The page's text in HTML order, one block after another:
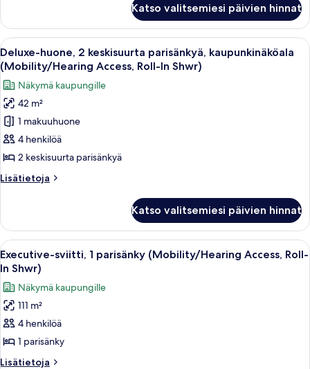
Accessible,
Tub)
kuvat
2
keskisuurta
parisänkyä,
kaupunkinäköala
(Mobility/Hearing
Accessible,
Tub)
Katso valitsemiesi päivien hinnat
Avaa
kaikki
huonetyypin
Deluxe-
huone,
2
keskisuurta
parisänkyä,
kaupunkinäköala
(Mobility/Hearing
Roll-
In
Shwr)
kuvat
Moderni hotellihuone, jossa on
5
Deluxe-huone, 2 keskisuurta parisänkyä, kaupunkinäköala
(Mobility/Hearing Access, Roll-In Shwr)
Näkymä kaupungille
42 m²
1 makuuhuone
4 henkilöä
2 keskisuurta parisänkyä
Lisätietoja
Lisätietoja
2
keskisuurta
parisänkyä,
kaupunkinäköala
(Mobility/Hearing
Access,
Roll-
In
Shwr)
Katso valitsemiesi päivien hinnat
Avaa
kaikki
huonetyypin
Executive-
sviitti,
1
parisänky
(Mobility/Hearing
Moderni hotellihuone, jossa on
8
Executive-sviitti, 1 parisänky (Mobility/Hearing Access, Roll-
In Shwr)
Näkymä kaupungille
111 m²
4 henkilöä
1 parisänky
Lisätietoja
Lisätietoja